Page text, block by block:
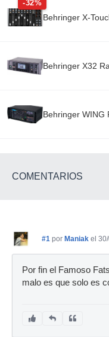
-32%
Behringer X-
Behringer X32
Behringer WING
COMENTARIOS
#1 por Maniak el
Por fin el Famoso
malo es que solo es